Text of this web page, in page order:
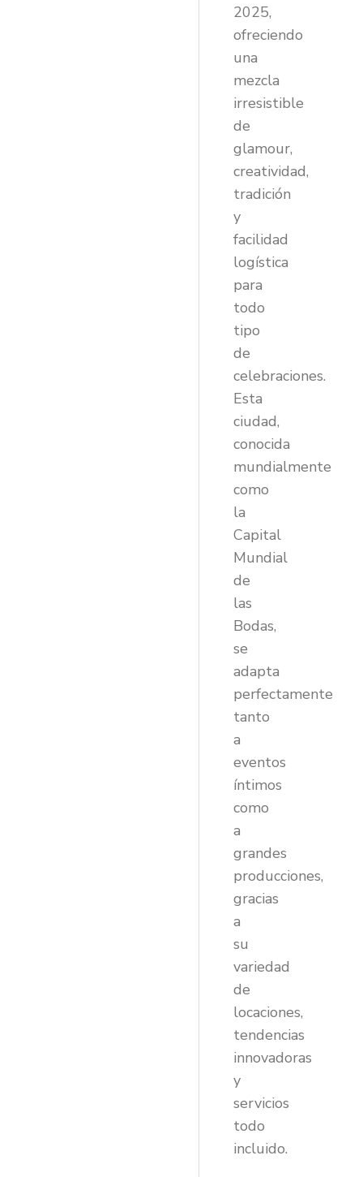
2025,
ofreciendo
una
mezcla
irresistible
de
glamour,
creatividad,
tradición
y
facilidad
logística
para
todo
tipo
de
celebraciones.
Esta
ciudad,
conocida
mundialmente
como
la
Capital
Mundial
de
las
Bodas,
se
adapta
perfectamente
tanto
a
eventos
íntimos
como
a
grandes
producciones,
gracias
a
su
variedad
de
locaciones,
tendencias
innovadoras
y
servicios
todo
incluido.